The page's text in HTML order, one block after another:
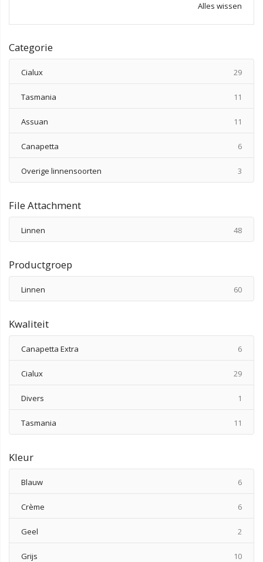
Alles wissen
Categorie
Cialux 29
Tasmania 11
Assuan 11
Canapetta 6
Overige linnensoorten 3
File Attachment
Linnen 48
Productgroep
Linnen 60
Kwaliteit
Canapetta Extra 6
Cialux 29
Divers 1
Tasmania 11
Kleur
Blauw 6
Crème 6
Geel 2
Grijs 10